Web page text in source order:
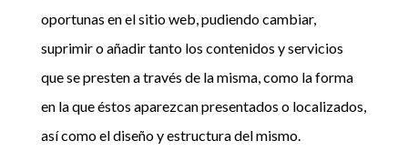
oportunas en el sitio web, pudiendo cambiar,
suprimir o añadir tanto los contenidos y servicios
que se presten a través de la misma, como la forma
en la que éstos aparezcan presentados o localizados,
así como el diseño y estructura del mismo.